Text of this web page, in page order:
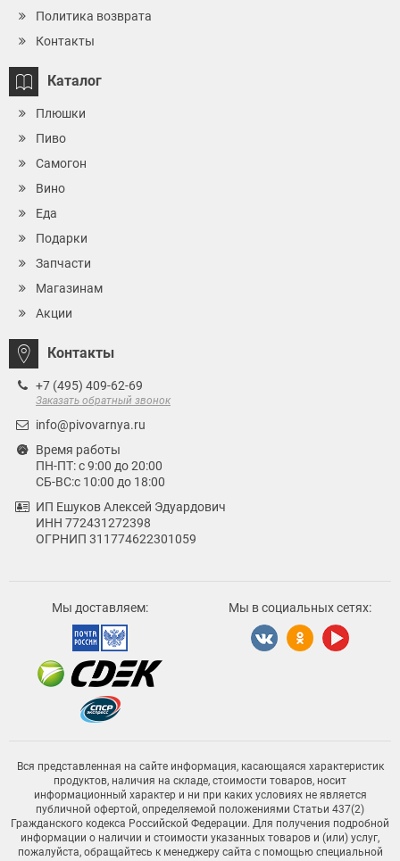
Политика возврата
Контакты
Каталог
Плюшки
Пиво
Самогон
Вино
Еда
Подарки
Запчасти
Магазинам
Акции
Контакты
+7 (495) 409-62-69
Заказать обратный звонок
info@pivovarnya.ru
Время работы
ПН-ПТ: с 9:00 до 20:00
СБ-ВС:с 10:00 до 18:00
ИП Ешуков Алексей Эдуардович
ИНН 772431272398
ОГРНИП 311774622301059
Мы доставляем: Мы в социальных сетях:
Вся представленная на сайте информация, касающаяся характеристик
продуктов, наличия на складе, стоимости товаров, носит
информационный характер и ни при каких условиях не является
публичной офертой, определяемой положениями Статьи 437(2)
Гражданского кодекса Российской Федерации. Для получения подробной
информации о наличии и стоимости указанных товаров и (или) услуг,
пожалуйста, обращайтесь к менеджеру сайта с помощью специальной